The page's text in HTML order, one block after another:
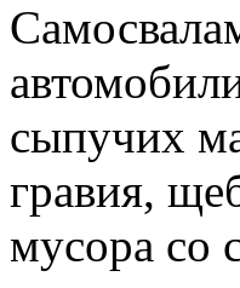
сыпучих
гравия,
мусора со